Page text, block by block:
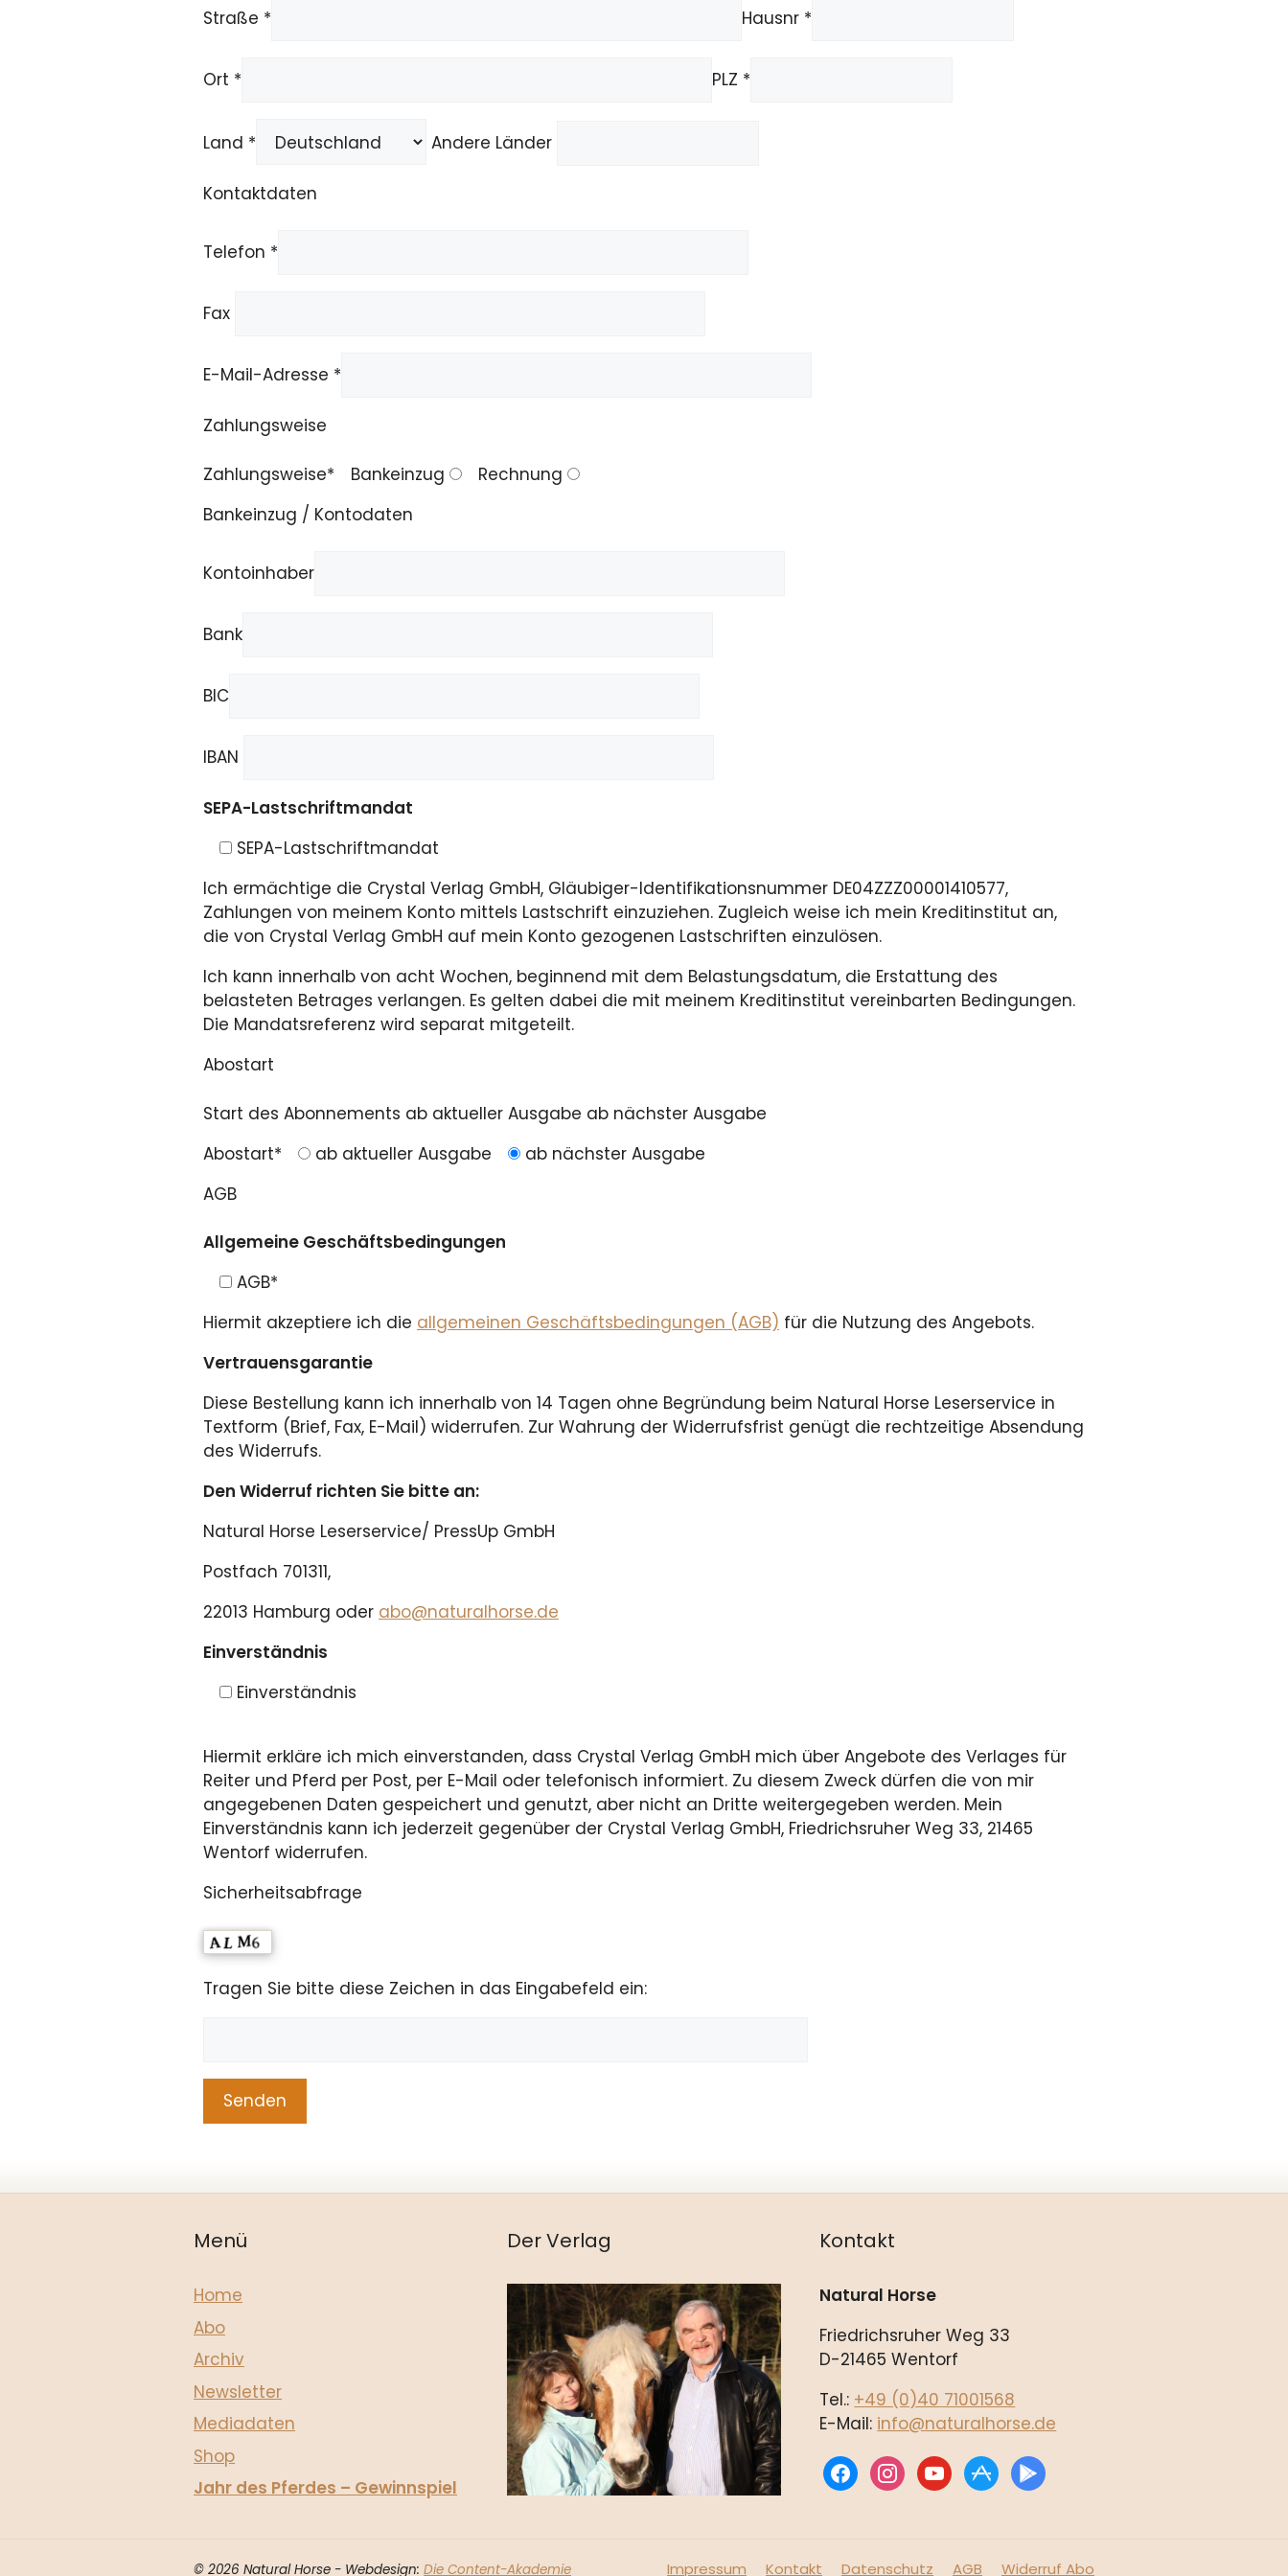
Straße * Hausnr *
Ort * PLZ *
Land * Andere Länder
Kontaktdaten
Telefon *
Fax
E-Mail-Adresse *
Zahlungsweise
Zahlungsweise* Bankeinzug
Rechnung
Bankeinzug / Kontodaten
Kontoinhaber
Bank
BIC
IBAN
SEPA-Lastschriftmandat
SEPA-Lastschriftmandat
Ich ermächtige die Crystal Verlag GmbH, Gläubiger-Identifikationsnummer DE04ZZZ00001410577,
Zahlungen von meinem Konto mittels Lastschrift einzuziehen. Zugleich weise ich mein Kreditinstitut an,
die von Crystal Verlag GmbH auf mein Konto gezogenen Lastschriften einzulösen.
Ich kann innerhalb von acht Wochen, beginnend mit dem Belastungsdatum, die Erstattung des
belasteten Betrages verlangen. Es gelten dabei die mit meinem Kreditinstitut vereinbarten Bedingungen.
Die Mandatsreferenz wird separat mitgeteilt.
Abostart
Start des Abonnements ab aktueller Ausgabe ab nächster Ausgabe
Abostart*
ab aktueller Ausgabe
ab nächster Ausgabe
AGB
Allgemeine Geschäftsbedingungen
AGB*
Hiermit akzeptiere ich die allgemeinen Geschäftsbedingungen (AGB) für die Nutzung des Angebots.
Vertrauensgarantie
Diese Bestellung kann ich innerhalb von 14 Tagen ohne Begründung beim Natural Horse Leserservice in
Textform (Brief, Fax, E-Mail) widerrufen. Zur Wahrung der Widerrufsfrist genügt die rechtzeitige Absendung
des Widerrufs.
Den Widerruf richten Sie bitte an:
Natural Horse Leserservice/ PressUp GmbH
Postfach 701311,
22013 Hamburg oder abo@naturalhorse.de
Einverständnis
Einverständnis
Hiermit erkläre ich mich einverstanden, dass Crystal Verlag GmbH mich über Angebote des Verlages für
Reiter und Pferd per Post, per E-Mail oder telefonisch informiert. Zu diesem Zweck dürfen die von mir
angegebenen Daten gespeichert und genutzt, aber nicht an Dritte weitergegeben werden. Mein
Einverständnis kann ich jederzeit gegenüber der Crystal Verlag GmbH, Friedrichsruher Weg 33, 21465
Wentorf widerrufen.
Sicherheitsabfrage
Tragen Sie bitte diese Zeichen in das Eingabefeld ein:
t
r
a
t
i
v
e
:
Menü
Home
Abo
Archiv
Newsletter
Mediadaten
Shop
Jahr des Pferdes – Gewinnspiel
Der Verlag Kontakt
Natural Horse
Friedrichsruher Weg 33
D-21465 Wentorf
Tel.: +49 (0)40 71001568
E-Mail: info@naturalhorse.de
facebookinstagramyoutubeappstore
play
Impressum Kontakt Datenschutz AGB Widerruf Abo
© 2026 Natural Horse - Webdesign: Die Content-Akademie